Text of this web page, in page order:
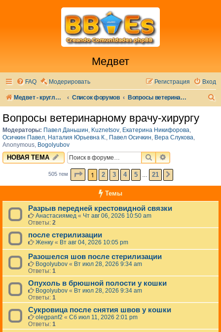
Медвет
FAQ Модерировать Вход
Регистрация
Медвет - круглосуточная ветеринарная клиника в Москве Список форумов Вопросы ветеринарному врачу-хирургу
Вопросы ветеринарному врачу-хирургу
Модераторы: Павел Даньшин, Kuznetsov, Екатерина Никифорова,
Осичкин Павел, Наталия Юрьевна К., Павел Осичкин, Вера Слукова,
Anonymous, Bogolyubov
НОВАЯ ТЕМА ПОИСКРАСШИРЕННЫЙ
505 тем СТРАНИЦА ИЗ21
1 2 3 4 5 21
Темы
Разрыв передней крестовидной связки
Анастасиямед « Чт авг 06, 2026 10:50 am
Ответы: 2
после стерилизации
Женку « Вт авг 04, 2026 10:05 pm
Разошелся шов после стерилизации
Bogolyubov « Вт июл 28, 2026 9:34 am
Ответы: 1
Опухоль в брюшной полости у кошки
Bogolyubov « Вт июл 28, 2026 9:34 am
Ответы: 1
Сукровица после снятия швов у кошки
olegpanf2 « Сб июл 11, 2026 2:01 pm
Ответы: 1